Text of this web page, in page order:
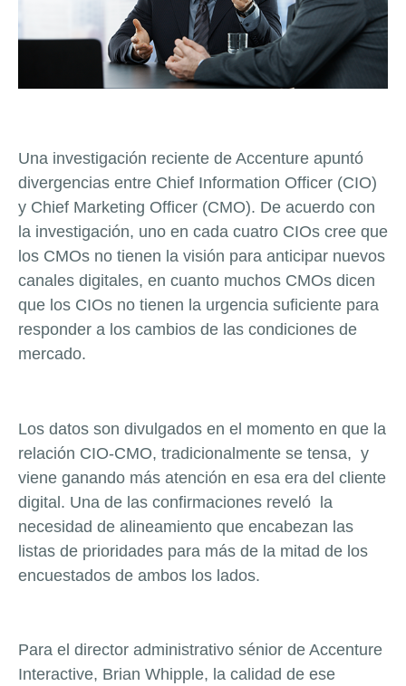
Una investigación reciente de Accenture apuntó
divergencias entre Chief Information Officer (CIO)
y Chief Marketing Officer (CMO). De acuerdo con
la investigación, uno en cada cuatro CIOs cree que
los CMOs no tienen la visión para anticipar nuevos
canales digitales, en cuanto muchos CMOs dicen
que los CIOs no tienen la urgencia suficiente para
responder a los cambios de las condiciones de
mercado.
Los datos son divulgados en el momento en que la
relación CIO-CMO, tradicionalmente se tensa, y
viene ganando más atención en esa era del cliente
digital. Una de las confirmaciones reveló la
necesidad de alineamiento que encabezan las
listas de prioridades para más de la mitad de los
encuestados de ambos los lados.
Para el director administrativo sénior de Accenture
Interactive, Brian Whipple, la calidad de ese